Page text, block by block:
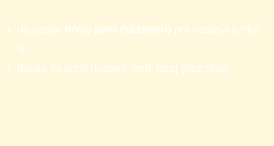
da popije novo pivo (kazneno) pre nastavka trke,
ili
dobija da istrči dodatni, peti, krug (bez piva)